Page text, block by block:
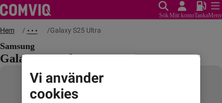
SökMitt kontoTankaMeny
Hem • • • Galaxy S25 Ultra
Samsung
Galaxy S25 Ultra
Vi använder
cookies